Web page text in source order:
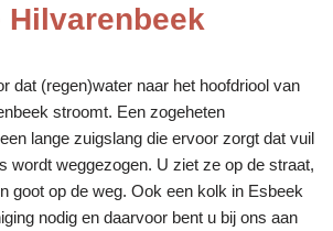
Hilvarenbeek
dat (regen)water naar het hoofdriool van
stroomt. Een zogeheten
lange zuigslang die ervoor zorgt dat vuil
wordt weggezogen. U ziet ze op de straat,
goot op de weg. Ook een kolk in Esbeek
nodig en daarvoor bent u bij ons aan